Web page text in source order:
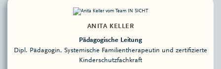
ANITA KELLER
Pädagogische Leitung
Dipl. Pädagogin, Systemische Familientherapeutin und zertifizierte
Kinderschutzfachkraft